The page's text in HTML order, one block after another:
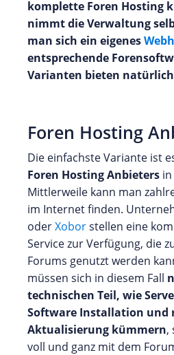
komplette Foren Hosting
nimmt die Verwaltung
man sich ein eigenes
entsprechende
Varianten bieten
Foren Hosting
Die einfachste Variante ist
Foren Hosting Anbieters
Mittlerweile kann man
im Internet finden.
oderXoborstellen eine
Service zur Verfügung, die
Forums genutzt werden
müssen sich in diesem Fall
technischen Teil, wie
Software Installation und
Aktualisierung kümmern,
voll und ganz mit dem